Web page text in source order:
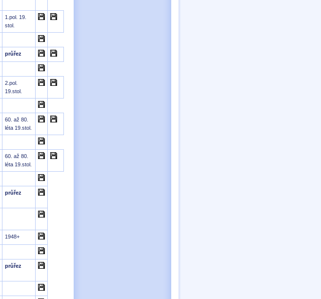
1.pol. 19.
stol.
průřez
2.pol.
19.stol.
60. až 80.
léta 19.stol.
60. až 80.
léta 19.stol.
průřez
1948+
průřez